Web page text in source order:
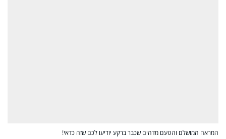
המראה המושלם והטעם מדהים שכבר ברקע יודיעו לכם שזה כדאי!